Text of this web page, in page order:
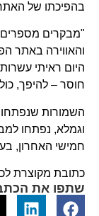
בהפיכתו של האתר
"מבקרים מספרים
והאווירה באתר
היום ראיתי
חוסר – להיפך,
השמורות
וגמלא, נפתחו
חמישי האחרון,
כתובת מקוצרת
שתפו את